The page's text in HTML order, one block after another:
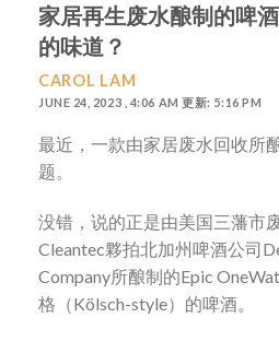
家居再生废水酿制的啤
的味道？
CAROL LAM
JUNE 24, 2023 , 4:06 AM 更新: 5:16 PM
最近，一款由家居废水回收所
题。
没错，说的正是由美国三藩市
Cleantec夥拍北加州啤酒公司
Company所酿制的Epic
格（Kölsch-style）的啤酒。